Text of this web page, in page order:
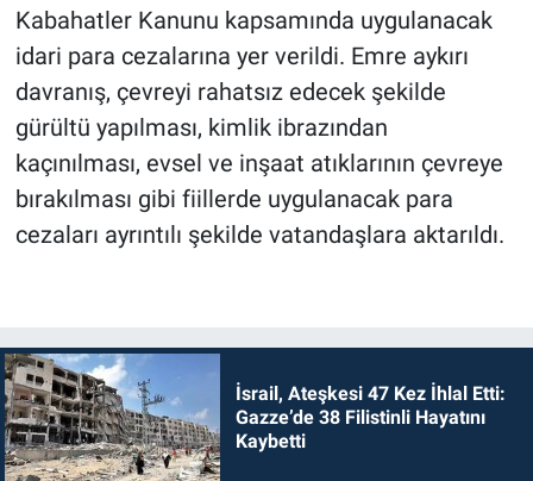
Kabahatler Kanunu kapsamında uygulanacak
idari para cezalarına yer verildi. Emre aykırı
davranış, çevreyi rahatsız edecek şekilde
gürültü yapılması, kimlik ibrazından
kaçınılması, evsel ve inşaat atıklarının çevreye
bırakılması gibi fiillerde uygulanacak para
cezaları ayrıntılı şekilde vatandaşlara aktarıldı.
İsrail, Ateşkesi 47 Kez İhlal Etti:
Gazze’de 38 Filistinli Hayatını
Kaybetti